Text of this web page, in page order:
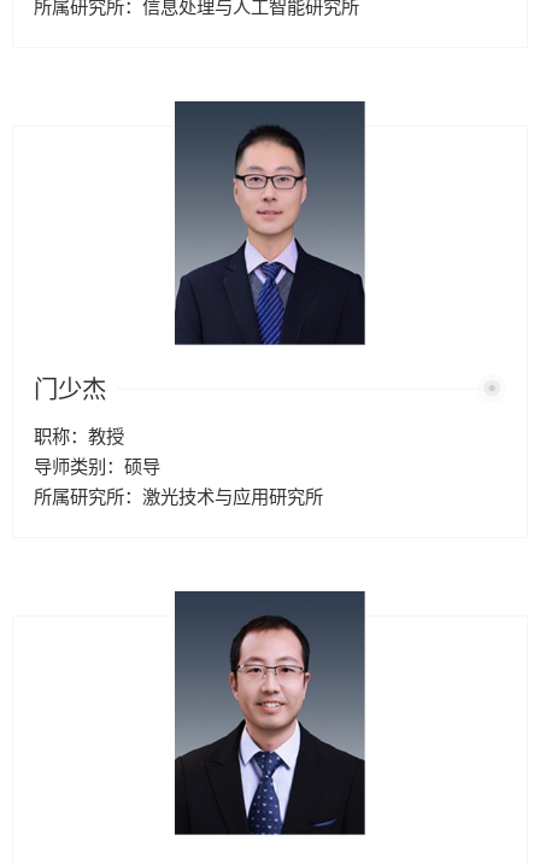
所属研究所：信息处理与人工智能研究所
门少杰
职称：教授
导师类别：硕导
所属研究所：激光技术与应用研究所